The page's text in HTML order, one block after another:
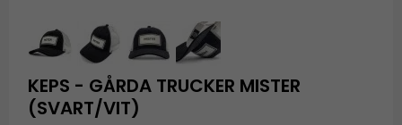
KEPS - GÅRDA TRUCKER MISTER
(SVART/VIT)